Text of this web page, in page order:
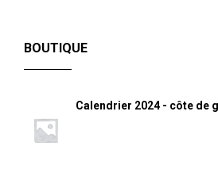
BOUTIQUE
Calendrier 2024 - côte de